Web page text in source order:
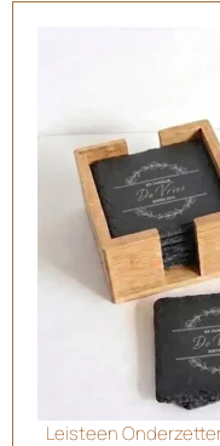
Leisteen